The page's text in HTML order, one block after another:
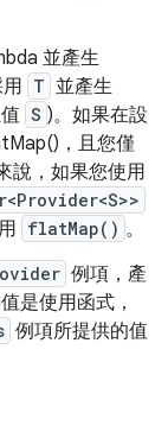
並產生
T 並產生
S )。如果在設
，且您僅
說，如果您使用
flatMap() 。
例項，產
是使用函式，
例項所提供的值